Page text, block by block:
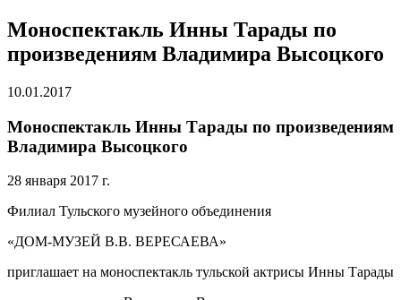
Моноспектакль Инны Тарады по
произведениям Владимира Высоцкого
10.01.2017
Моноспектакль Инны Тарады по произведениям
Владимира Высоцкого
28 января 2017 г.
Филиал Тульского музейного объединения
«ДОМ-МУЗЕЙ В.В. ВЕРЕСАЕВА»
приглашает на моноспектакль тульской актрисы Инны Тарады